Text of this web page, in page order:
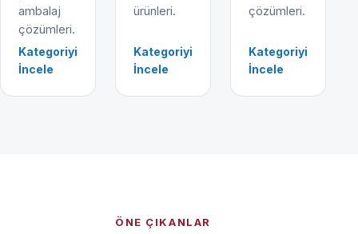
ambalaj
çözümleri.
Kategoriyi
İncele
ürünleri.
Kategoriyi
İncele
çözümleri.
Kategoriyi
İncele
ÖNE ÇIKANLAR